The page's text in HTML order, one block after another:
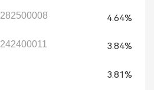
282500008 4.64%
242400011 3.84%
3.81%